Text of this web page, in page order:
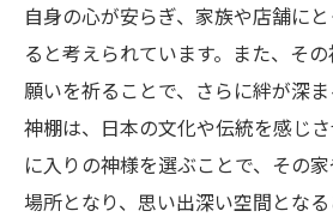
自身の心が安らぎ、家族や店舗に
ると考えられています。また、そ
願いを祈ることで、さらに絆が深ま
神棚は、日本の文化や伝統を感じ
に入りの神様を選ぶことで、その
場所となり、思い出深い空間とな